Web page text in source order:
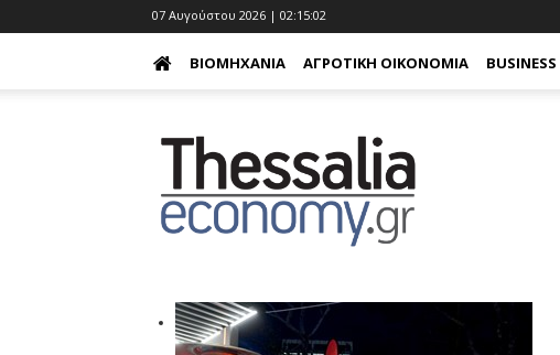
07 Αυγούστου 2026 | 02:15:03
ΒΙΟΜΗΧΑΝΊΑ ΑΓΡΟΤΙΚΉ ΟΙΚΟΝΟΜΊΑ BUSINESS